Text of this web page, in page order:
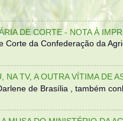
DE CORTE - NOTA À
da Confederação da
NA TV, A OUTRA VÍTIMA DE
de Brasília , também